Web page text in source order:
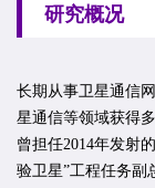
研究概况
长期从事卫星通信
星通信等领域获得
曾担任2014年发射
验卫星”工程任务副